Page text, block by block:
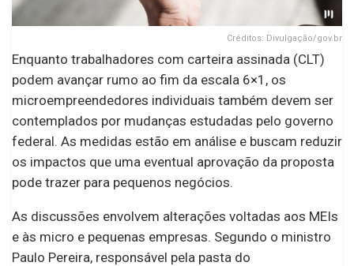
Créditos: Divulgação/gov.br
Enquanto trabalhadores com carteira assinada (CLT)
podem avançar rumo ao fim da escala 6×1, os
microempreendedores individuais também devem ser
contemplados por mudanças estudadas pelo governo
federal. As medidas estão em análise e buscam reduzir
os impactos que uma eventual aprovação da proposta
pode trazer para pequenos negócios.
As discussões envolvem alterações voltadas aos MEIs
e às micro e pequenas empresas. Segundo o ministro
Paulo Pereira, responsável pela pasta do